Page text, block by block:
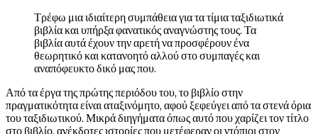
Τρέφω μια ιδιαίτερη συμπάθεια για τα τίμια ταξιδιωτικά
βιβλία και υπήρξα φανατικός αναγνώστης τους. Τα
βιβλία αυτά έχουν την αρετή να προσφέρουν ένα
θεωρητικό και κατανοητό αλλού στο συμπαγές και
αναπόφευκτο δικό μας που.
Από τα έργα της πρώτης περιόδου του, το βιβλίο στην
πραγματικότητα είναι αταξινόμητο, αφού ξεφεύγει από τα στενά όρια
του ταξιδιωτικού. Μικρά διηγήματα όπως αυτό που χαρίζει τον τίτλο
στο βιβλίο, ανέκδοτες ιστορίες που μετέφεραν οι ντόπιοι στον